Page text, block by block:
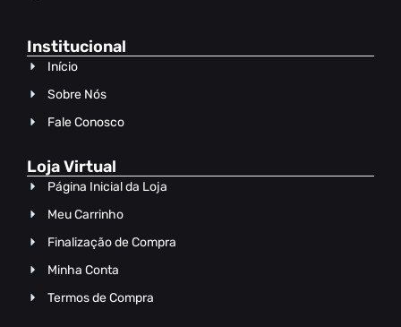
Institucional
Início
Sobre Nós
Fale Conosco
Loja Virtual
Página Inicial da Loja
Meu Carrinho
Finalização de Compra
Minha Conta
Termos de Compra